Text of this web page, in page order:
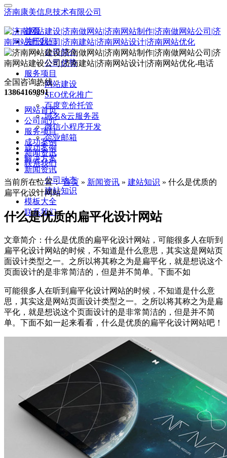
济南康美信息技术有限公司
首页
关于我们
公司简介
公司优势
服务项目
网站建设
SEO优化推广
百度竞价托管
域名&云服务器
微信小程序开发
企业邮箱
成功案例
解决方案
新闻资讯
公司动态
建站知识
模板大全
联系我们
全国咨询热线：
13864169891
网站首页
公司简介
服务项目
成功案例
新闻资讯
联系我们
当前所在位置：首页 » 新闻资讯 » 建站知识 » 什么是优质的
扁平化设计网站
什么是优质的扁平化设计网站
文章简介： 什么是优质的扁平化设计网站，可能很多人在听到
扁平化设计网站的时候，不知道是什么意思，其实这是网站页
面设计类型之一。之所以将其称之为是扁平化，就是想说这个
页面设计的是非常简洁的，但是并不简单。下面不如
可能很多人在听到扁平化设计网站的时候，不知道是什么意
思，其实这是网站页面设计类型之一。之所以将其称之为是扁
平化，就是想说这个页面设计的是非常简洁的，但是并不简
单。下面不如一起来看看，什么是优质的扁平化设计网站吧！